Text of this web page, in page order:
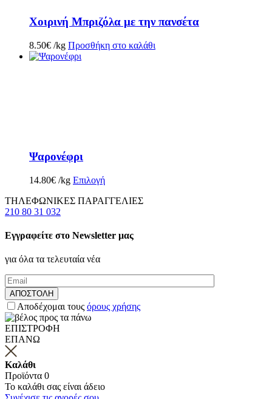
Χοιρινή Μπριζόλα με την πανσέτα
8.50€ /kg Προσθήκη στο καλάθι
Ψαρονέφρι
14.80€ /kg Επιλογή
ΤΗΛΕΦΩΝΙΚΕΣ ΠΑΡΑΓΓΕΛΙΕΣ
210 80 31 032
Εγγραφείτε στο Newsletter μας
για όλα τα τελευταία νέα
Αποδέχομαι τους όρους χρήσης
ΕΠΙΣΤΡΟΦΗ
ΕΠΑΝΩ
Καλάθι
Προϊόντα 0
Το καλάθι σας είναι άδειο